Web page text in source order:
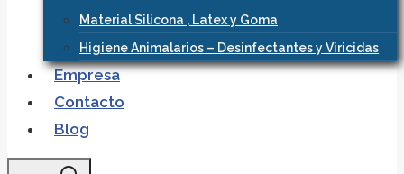
Material Silicona , Latex y Goma
Higiene Animalarios – Desinfectantes y Viricidas
Empresa
Contacto
Blog